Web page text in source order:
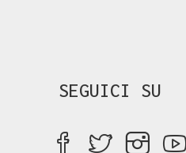
SEGUICI SU